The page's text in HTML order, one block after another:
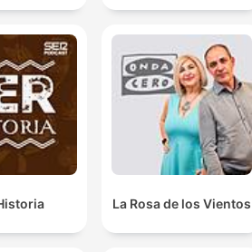
La Rosa de los Vientos